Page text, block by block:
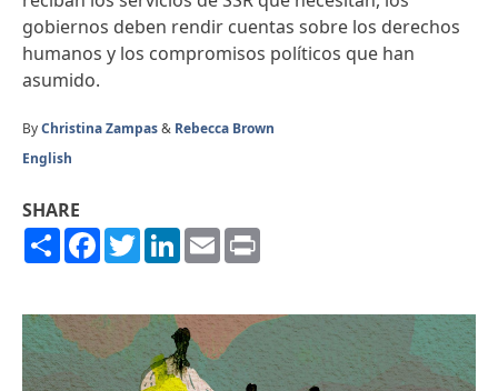
gobiernos deben rendir cuentas sobre los derechos
humanos y los compromisos políticos que han
asumido.
ByChristina Zampas& Rebecca Brown
English
SHARE
ShareFacebook
TwitterLinkedIn
Email